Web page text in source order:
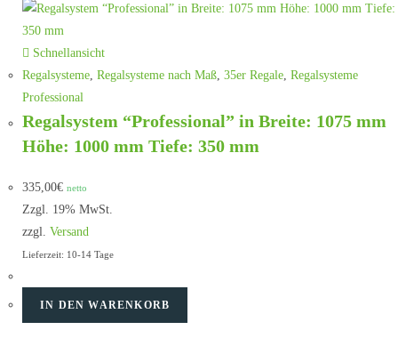
Schnellansicht
Regalsysteme, Regalsysteme nach Maß, 35er Regale, Regalsysteme
Professional
Regalsystem “Professional” in Breite: 1075 mm
Höhe: 1000 mm Tiefe: 350 mm
335,00€ netto
Zzgl. 19% MwSt.
zzgl. Versand
Lieferzeit: 10-14 Tage
IN DEN WARENKORB